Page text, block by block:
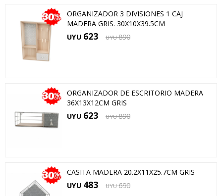
ORGANIZADOR 3 DIVISIONES 1 CAJ
MADERA GRIS. 30X10X39.5CM
UYU 623 UYU 890
ORGANIZADOR DE ESCRITORIO MADERA
36X13X12CM GRIS
UYU 623 UYU 890
CASITA MADERA 20.2X11X25.7CM GRIS
UYU 483 UYU 690